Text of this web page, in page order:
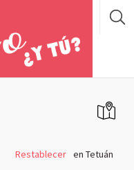
en Tetuán
Restablecer